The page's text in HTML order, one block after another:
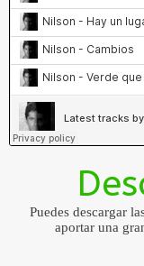
Puedes descargar
aportar una